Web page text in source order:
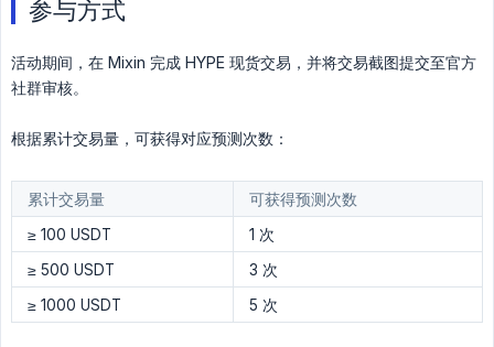
参与方式
活动期间，在 Mixin 完成 HYPE 现货交易，并将交易截图提交至官方
社群审核。
根据累计交易量，可获得对应预测次数：
累计交易量
可获得预测次数
≥ 100 USDT
1 次
≥ 500 USDT
3 次
≥ 1000 USDT
5 次